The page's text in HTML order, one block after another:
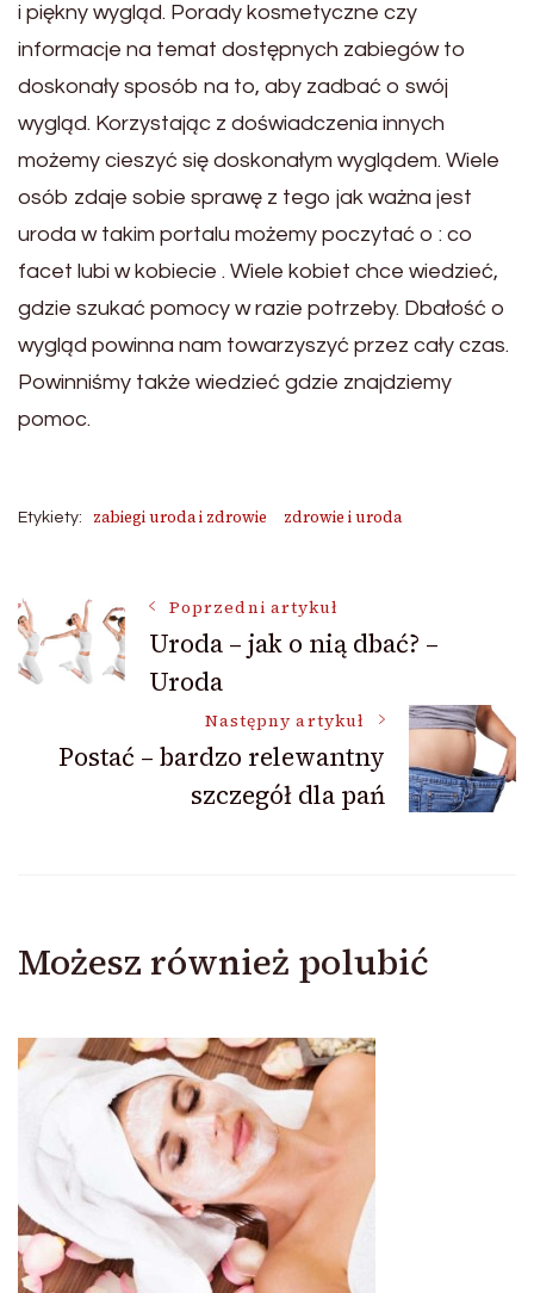
i piękny wygląd. Porady kosmetyczne czy
informacje na temat dostępnych zabiegów to
doskonały sposób na to, aby zadbać o swój
wygląd. Korzystając z doświadczenia innych
możemy cieszyć się doskonałym wyglądem. Wiele
osób zdaje sobie sprawę z tego jak ważna jest
uroda w takim portalu możemy poczytać o : co
facet lubi w kobiecie . Wiele kobiet chce wiedzieć,
gdzie szukać pomocy w razie potrzeby. Dbałość o
wygląd powinna nam towarzyszyć przez cały czas.
Powinniśmy także wiedzieć gdzie znajdziemy
pomoc.
Etykiety: zabiegi uroda i zdrowie zdrowie i uroda
Nawigacja
wpisu
Poprzedni artykuł
Uroda – jak o nią dbać? –
Uroda
Następny artykuł
Postać – bardzo relewantny
szczegół dla pań
Możesz również polubić